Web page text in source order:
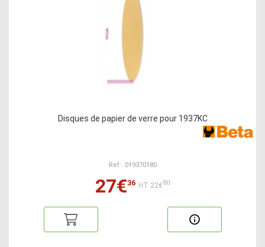
Disques de papier de verre pour 1937KC
Ref : 019370180
27€36 HT:22€80